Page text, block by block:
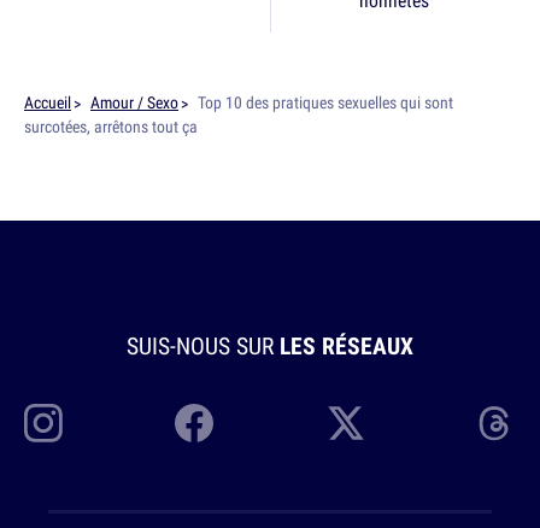
Accueil Amour / Sexo
Top 10 des pratiques sexuelles qui sont
surcotées, arrêtons tout ça
SUIS-NOUS SUR LES RÉSEAUX